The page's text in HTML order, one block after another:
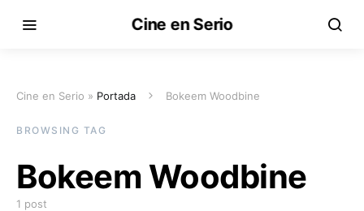
Cine en Serio
Cine en Serio » Portada Bokeem Woodbine
BROWSING TAG
Bokeem Woodbine
1 post